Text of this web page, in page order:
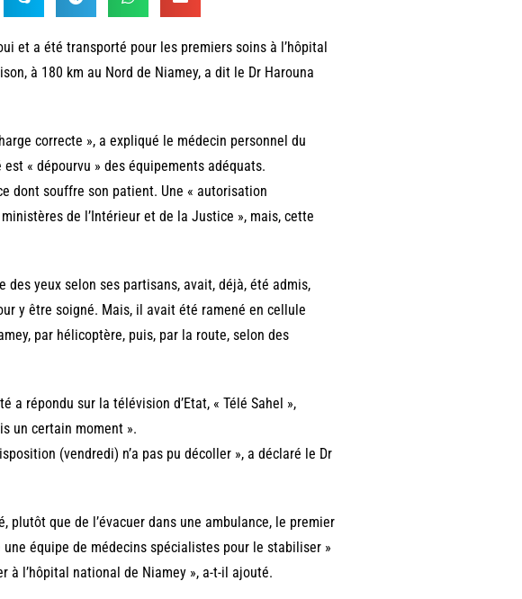
et a été transporté pour les premiers soins à l’hôpital
à 180 km au Nord de Niamey, a dit le Dr Harouna
correcte », a expliqué le médecin personnel du
« dépourvu » des équipements adéquats.
dont souffre son patient. Une « autorisation
de l’Intérieur et de la Justice », mais, cette
yeux selon ses partisans, avait, déjà, été admis,
y être soigné. Mais, il avait été ramené en cellule
par hélicoptère, puis, par la route, selon des
répondu sur la télévision d’Etat, « Télé Sahel »,
un certain moment ».
(vendredi) n’a pas pu décoller », a déclaré le Dr
que de l’évacuer dans une ambulance, le premier
équipe de médecins spécialistes pour le stabiliser »
à l’hôpital national de Niamey », a-t-il ajouté.